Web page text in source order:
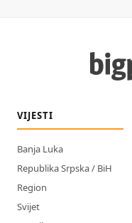
VIJESTI
Banja Luka
Republika Srpska / BiH
Region
Svijet